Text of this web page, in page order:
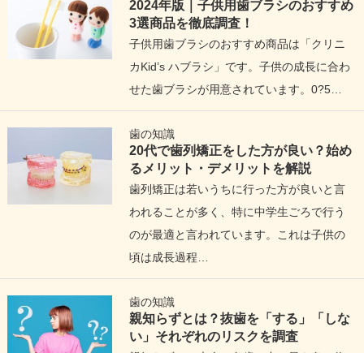
2024年版｜子供用歯ブラシのおすすめ
3選商品を徹底調査！
子供用歯ブラシのおすすめ商品は「クリニ
カKid’s ハブラシ」です。子供の成長に合わ
せた歯ブラシが用意されています。0?5…
歯の知識
20代で歯列矯正をした方が良い？始め
るメリット・デメリットを解説
歯列矯正は若いうちに行った方が良いと言
われることが多く、特に中学生ごろで行う
のが最適と言われています。これは子供の
頃は成長過程…
歯の知識
親知らずとは？抜歯を「する」「しな
い」それぞれのリスクを調査